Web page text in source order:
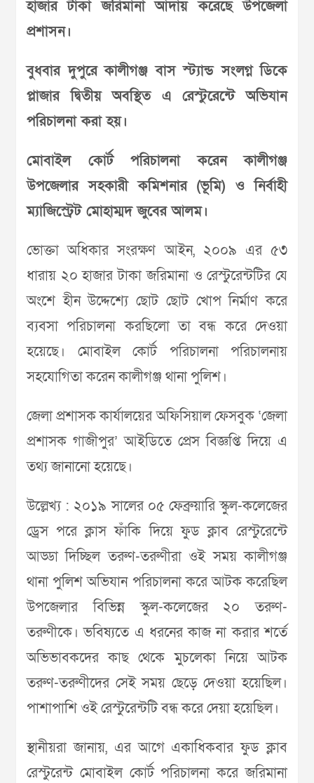
হাজার টাকা জরিমানা আদায় করেছে উপজেলা
প্রশাসন।
বুধবার দুপুরে কালীগঞ্জ বাস স্ট্যান্ড সংলগ্ন ডিকে
প্লাজার দ্বিতীয় অবস্থিত এ রেস্টুরেন্টে অভিযান
পরিচালনা করা হয়।
মোবাইল কোর্ট পরিচালনা করেন কালীগঞ্জ
উপজেলার সহকারী কমিশনার (ভূমি) ও নির্বাহী
ম্যাজিস্ট্রেট মোহাম্মদ জুবের আলম।
ভোক্তা অধিকার সংরক্ষণ আইন, ২০০৯ এর ৫৩
ধারায় ২০ হাজার টাকা জরিমানা ও রেস্টুরেন্টটির যে
অংশে হীন উদ্দেশ্যে ছোট ছোট খোপ নির্মাণ করে
ব্যবসা পরিচালনা করছিলো তা বন্ধ করে দেওয়া
হয়েছে। মোবাইল কোর্ট পরিচালনা পরিচালনায়
সহযোগিতা করেন কালীগঞ্জ থানা পুলিশ।
জেলা প্রশাসক কার্যালয়ের অফিসিয়াল ফেসবুক ‘জেলা
প্রশাসক গাজীপুর’ আইডিতে প্রেস বিজ্ঞপ্তি দিয়ে এ
তথ্য জানানো হয়েছে।
উল্লেখ্য : ২০১৯ সালের ০৫ ফেব্রুয়ারি স্কুল-কলেজের
ড্রেস পরে ক্লাস ফাঁকি দিয়ে ফুড ক্লাব রেস্টুরেন্টে
আড্ডা দিচ্ছিল তরুণ-তরুণীরা ওই সময় কালীগঞ্জ
থানা পুলিশ অভিযান পরিচালনা করে আটক করেছিল
উপজেলার বিভিন্ন স্কুল-কলেজের ২০ তরুণ-
তরুণীকে। ভবিষ্যতে এ ধরনের কাজ না করার শর্তে
অভিভাবকদের কাছ থেকে মুচলেকা নিয়ে আটক
তরুণ-তরুণীদের সেই সময় ছেড়ে দেওয়া হয়েছিল।
পাশাপাশি ওই রেস্টুরেন্টটি বন্ধ করে দেয়া হয়েছিল।
স্থানীয়রা জানায়, এর আগে একাধিকবার ফুড ক্লাব
রেস্টুরেন্ট মোবাইল কোর্ট পরিচালনা করে জরিমানা